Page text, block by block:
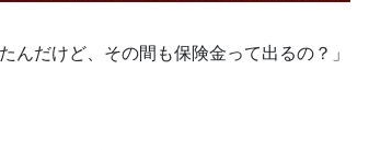
んだけど、その間も保険金って出るの？」